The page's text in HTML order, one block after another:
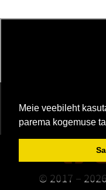
Meie veebileht
parema kogemuse
© 2017 – 2026